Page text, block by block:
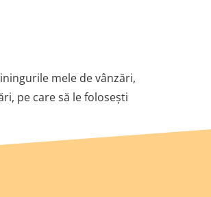
mele de vânzări,
pe care să le folosești